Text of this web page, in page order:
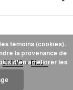
DMWSxPlus+
témoins (cookies).
la provenance de
d'en améliorer les